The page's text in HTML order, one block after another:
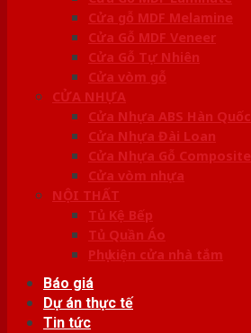
Cửa gỗ MDF Melamine
Cửa Gỗ MDF Veneer
Cửa Gỗ Tự Nhiên
Cửa vòm gỗ
CỬA NHỰA
Cửa Nhựa ABS Hàn Quốc
Cửa Nhựa Đài Loan
Cửa Nhựa Gỗ Composite
Cửa vòm nhựa
NỘI THẤT
Tủ Kệ Bếp
Tủ Quần Áo
Phụ kiện cửa nhà tắm
Báo giá
Dự án thực tế
Tin tức